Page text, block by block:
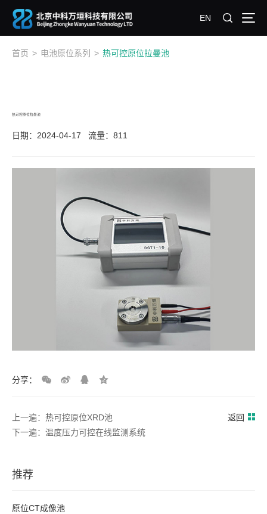
EN
首页 > 电池原位系列 > 热可控原位拉曼池
热可控原位拉曼池
日期：2024-04-17 流量：811
分享：
上一遍：热可控原位XRD池
返回
下一遍：温度压力可控在线监测系统
推荐
原位CT成像池